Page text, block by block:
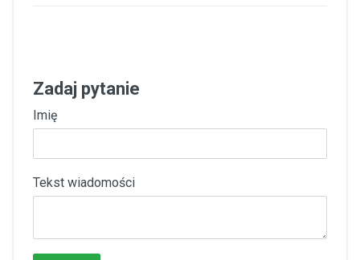
Zadaj pytanie
Imię
Tekst wiadomości